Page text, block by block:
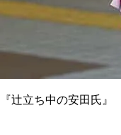
『辻立ち中の安田氏』